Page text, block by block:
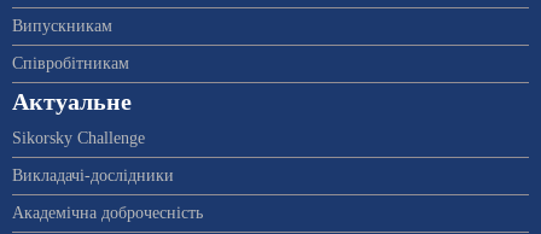
Випускникам
Співробітникам
Актуальне
Sikorsky Challenge
Викладачі-дослідники
Академічна доброчесність